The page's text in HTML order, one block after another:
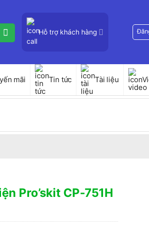
Hỗ trợ khách hàng
mãi Tin tức Tài liệu
Pro’skit CP-751H